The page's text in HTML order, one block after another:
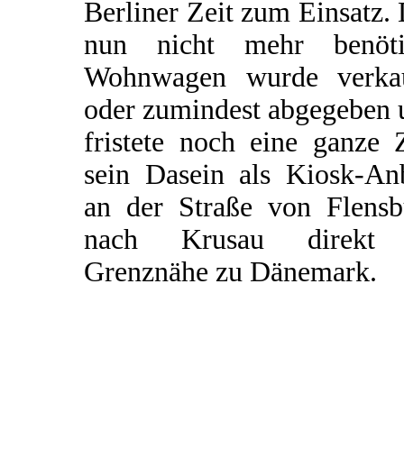
Berliner Zeit zum Einsatz.
nun nicht mehr
Wohnwagen wurde
oder zumindest abgegeben
fristete noch eine ganze
sein Dasein als Kiosk-
an der Straße von
nach Krusau
Grenznähe zu Dänemark.